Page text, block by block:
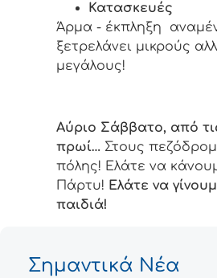
Κατασκευές
Άρμα - έκπληξη
ξετρελάνει μικρούς
μεγάλους!
Αύριο Σάββατο, από
πρωί… Στους
πόλης! Ελάτε να
Πάρτυ! Ελάτε να
παιδιά!
Σημαντικά Νέα